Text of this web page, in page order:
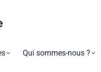
Qui sommes-nous ?